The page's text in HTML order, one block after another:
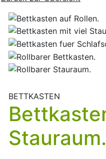
BETTKASTEN
Stauraum.